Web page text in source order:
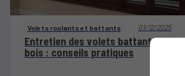
Volets roulants et battants 01/12/2025
Entretien des volets battants en
bois : conseils pratiques